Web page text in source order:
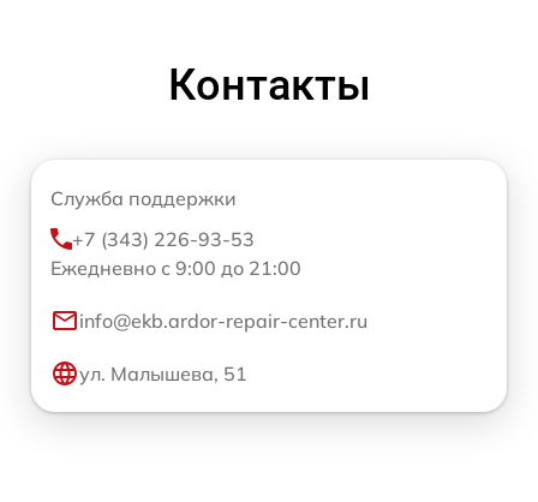
Контакты
Служба поддержки
+7 (343) 226-93-53
Ежедневно с 9:00 до 21:00
info@ekb.ardor-repair-center.ru
ул. Малышева, 51